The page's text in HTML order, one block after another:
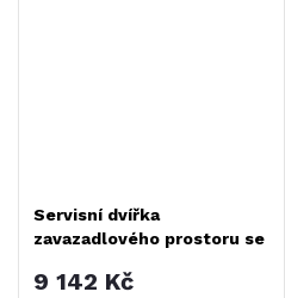
Servisní dvířka
zavazadlového prostoru se
mm
9 142 Kč